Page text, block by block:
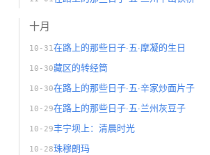
十月
10-31 在路上的那些日子·五·摩凝的生日
10-30藏区的转经筒
10-30在路上的那些日子·五·辛家炒面片子
10-29在路上的那些日子·五·兰州灰豆子
10-29丰宁坝上：清晨时光
10-28珠穆朗玛